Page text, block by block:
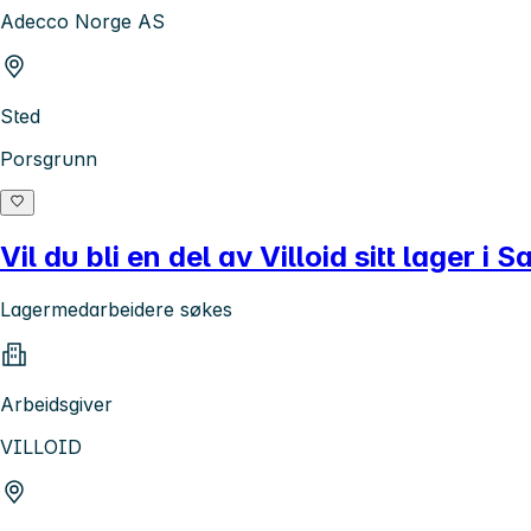
Adecco Norge AS
Sted
Porsgrunn
Vil du bli en del av Villoid sitt lager i
Lagermedarbeidere søkes
Arbeidsgiver
VILLOID